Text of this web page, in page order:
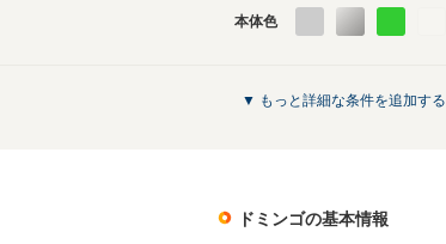
本体色
▼ もっと詳細な条件を追加する
ドミンゴの基本情報